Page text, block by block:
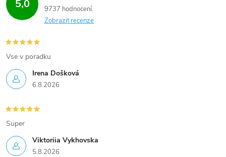
k
v
ý
p
i
s
u
5,0
9737 hodnocení
Zobrazit recenze
Irena Došková
6.8.2026
Vse v poradku
Viktoriia Vykhovska
5.8.2026
Super